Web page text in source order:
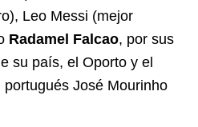
Leo Messi (mejor
Radamel Falcao, por sus
su país, el Oporto y el
José Mourinho